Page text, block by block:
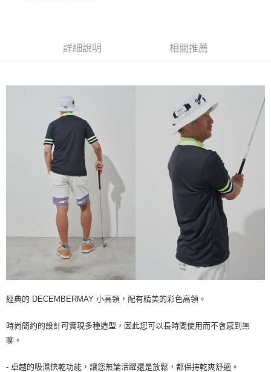
7-11取貨付款
每筆NT$60
付款後7-11取貨
每筆NT$60
詳細說明 相關推薦
經典的 DECEMBERMAY 小高領，配有精美的彩色高領。
時尚簡約的設計可實現多種造型，因此您可以長時間使用而不會感到無
聊。
- 卓越的吸濕快乾功能，讓您無論活躍還是放鬆，都保持乾爽舒適。